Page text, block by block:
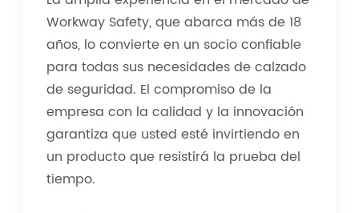
Workway Safety, que abarca más de 18
años, lo convierte en un socio confiable
para todas sus necesidades de calzado
de seguridad. El compromiso de la
empresa con la calidad y la innovación
garantiza que usted esté invirtiendo en
un producto que resistirá la prueba del
tiempo.